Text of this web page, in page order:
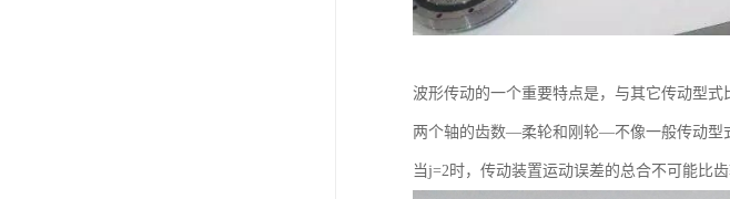
波形传动的一个重要特点是，与其它传动型
两个轴的齿数—柔轮和刚轮—不像一般传动型
当j=2时，传动装置运动误差的总合不可能比